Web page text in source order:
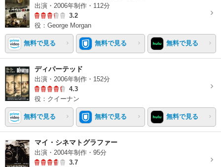
出演・2006年制作・112分
3.2
役：George Morgan
無料で見る 無料で見る 無料で見る
ディパーテッド
出演・2006年制作・152分
4.3
役：クイーナン
無料で見る 無料で見る 無料で見る
マイ・シネマトグラファー
出演・2004年制作・95分
3.7